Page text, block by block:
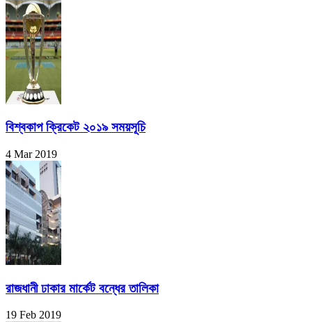
বিশ্বকাপ ক্রিকেট ২০১৯ সময়সূচি
4 Mar 2019
রাজধানী ঢাকার মার্কেট বন্ধের তালিকা
19 Feb 2019